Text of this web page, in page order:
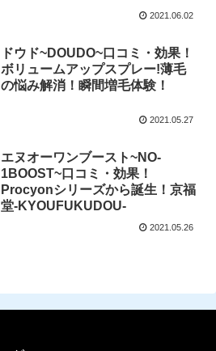
2021.06.02
ドウド~DOUDO~口コミ・効果！
ボリュームアップスプレー!薄毛
の悩み解消！瞬間増毛体験！
2021.05.27
エヌオーワンブースト~NO-
1BOOST~口コミ・効果！
Procyonシリーズから誕生！京福
堂-KYOUFUKUDOU-
2021.05.26